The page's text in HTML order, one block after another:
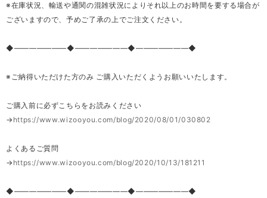
※在庫状況、輸送や通関の混雑状況によりそれ以上のお時間を要する場合が
ございますので、予めご了承の上でご注文ください。
◆―――――――◆―――――――◆―――――――◆
※ご納得いただけた方のみ ご購入いただくようお願いいたします。
ご購入前に必ずこちらをお読みください
→ https://www.wizooyou.com/blog/2020/08/01/030802
よくあるご質問
→ https://www.wizooyou.com/blog/2020/10/13/181211
◆―――――――◆―――――――◆―――――――◆